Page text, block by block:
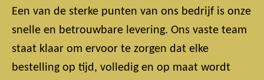
Een van de sterke punten van ons bedrijf is onze
snelle en betrouwbare levering. Ons vaste team
staat klaar om ervoor te zorgen dat elke
bestelling op tijd, volledig en op maat wordt